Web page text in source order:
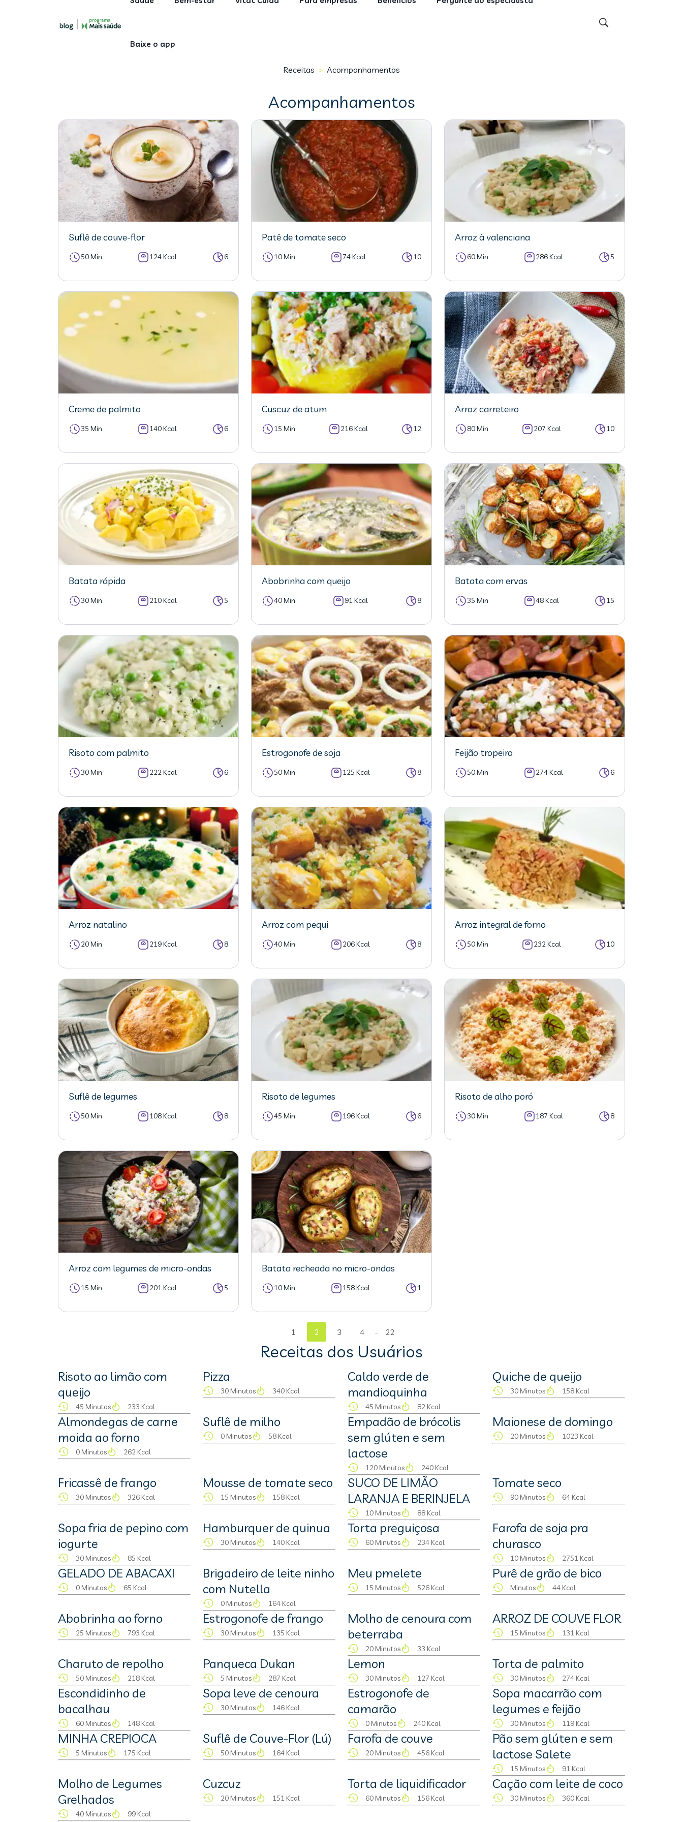
Baixe o app
Receitas > Acompanhamentos
Acompanhamentos
Suflê de couve-flor
50 Min 124 Kcal 6
Patê de tomate seco
10 Min 74 Kcal 10
Arroz à valenciana
60 Min 286 Kcal 5
Creme de palmito
35 Min 140 Kcal 6
Cuscuz de atum
15 Min 216 Kcal 12
Arroz carreteiro
80 Min 207 Kcal 10
Batata rápida
30 Min 210 Kcal 5
Abobrinha com queijo
40 Min 91 Kcal 8
Batata com ervas
35 Min 48 Kcal 15
Risoto com palmito
30 Min 222 Kcal 6
Estrogonofe de soja
50 Min 125 Kcal 8
Feijão tropeiro
50 Min 274 Kcal 6
Arroz natalino
20 Min 219 Kcal 8
Arroz com pequi
40 Min 206 Kcal 8
Arroz integral de forno
50 Min 232 Kcal 10
Suflê de legumes
50 Min 108 Kcal 8
Risoto de legumes
45 Min 196 Kcal 6
Risoto de alho poró
30 Min 187 Kcal 8
Arroz com legumes de micro-ondas
15 Min 201 Kcal 5
Batata recheada no micro-ondas
10 Min 158 Kcal 1
1 2 3 4 ... 22
Receitas dos Usuários
Risoto ao limão com
queijo
45 Minutos 233 Kcal
Pizza
30 Minutos 340 Kcal
Caldo verde de
mandioquinha
45 Minutos 82 Kcal
Quiche de queijo
30 Minutos 158 Kcal
Almondegas de carne
moida ao forno
0 Minutos 262 Kcal
Suflê de milho
0 Minutos 58 Kcal
Empadão de brócolis
sem glúten e sem
lactose
120 Minutos 240 Kcal
Maionese de domingo
20 Minutos 1023 Kcal
Fricassê de frango
30 Minutos 326 Kcal
Mousse de tomate seco
15 Minutos 158 Kcal
SUCO DE LIMÃO
LARANJA E BERINJELA
10 Minutos 88 Kcal
Tomate seco
90 Minutos 64 Kcal
Sopa fria de pepino com
iogurte
30 Minutos 85 Kcal
Hamburquer de quinua
30 Minutos 140 Kcal
Torta preguiçosa
60 Minutos 234 Kcal
Farofa de soja pra
churasco
10 Minutos 2751 Kcal
GELADO DE ABACAXI
0 Minutos 65 Kcal
Brigadeiro de leite ninho
com Nutella
0 Minutos 164 Kcal
Meu pmelete
15 Minutos 526 Kcal
Purê de grão de bico
Minutos 44 Kcal
Abobrinha ao forno
25 Minutos 793 Kcal
Estrogonofe de frango
30 Minutos 135 Kcal
Molho de cenoura com
beterraba
20 Minutos 33 Kcal
ARROZ DE COUVE FLOR
15 Minutos 131 Kcal
Charuto de repolho
50 Minutos 218 Kcal
Panqueca Dukan
5 Minutos 287 Kcal
Lemon
30 Minutos 127 Kcal
Torta de palmito
30 Minutos 274 Kcal
Escondidinho de
bacalhau
60 Minutos 148 Kcal
Sopa leve de cenoura
30 Minutos 146 Kcal
Estrogonofe de
camarão
0 Minutos 240 Kcal
Sopa macarrão com
legumes e feijão
30 Minutos 119 Kcal
MINHA CREPIOCA
5 Minutos 175 Kcal
Suflê de Couve-Flor (Lú)
50 Minutos 164 Kcal
Farofa de couve
20 Minutos 456 Kcal
Pão sem glúten e sem
lactose Salete
15 Minutos 91 Kcal
Molho de Legumes
Grelhados
40 Minutos 99 Kcal
Cuzcuz
20 Minutos 151 Kcal
Torta de liquidificador
60 Minutos 156 Kcal
Cação com leite de coco
30 Minutos 360 Kcal